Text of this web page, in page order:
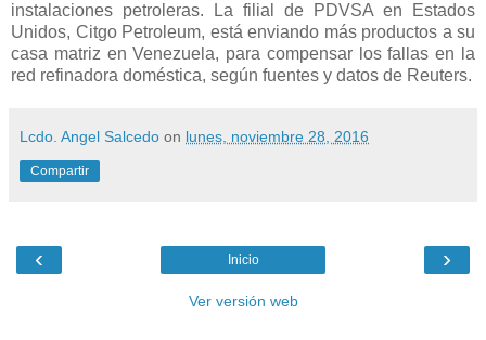
instalaciones petroleras. La filial de PDVSA en Estados
Unidos, Citgo Petroleum, está enviando más productos a su
casa matriz en Venezuela, para compensar los fallas en la
red refinadora doméstica, según fuentes y datos de Reuters.
Lcdo. Angel Salcedo on lunes, noviembre 28, 2016
Compartir
‹ ›
Inicio
Ver versión web